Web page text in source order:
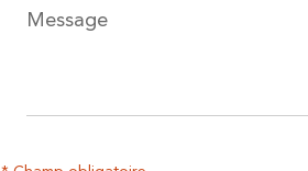
Message
*